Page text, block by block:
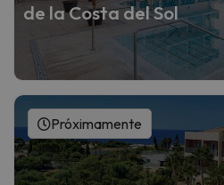
de la Costa del Sol
Próximamente